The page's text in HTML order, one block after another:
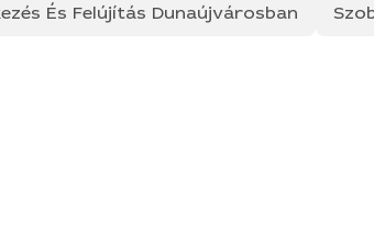
És Felújítás Dunaújvárosban